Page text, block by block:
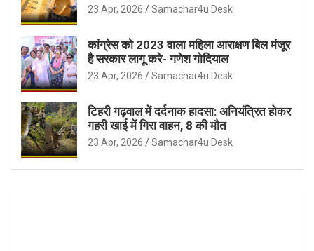
23 Apr, 2026 Samachar4u Desk
कांग्रेस को 2023 वाला महिला आराक्षण बिल मंजूर
है सरकार लागू करे- गणेश गोदियाल
23 Apr, 2026 Samachar4u Desk
टिहरी गढ़वाल में दर्दनाक हादसा: अनियंत्रित होकर
गहरी खाई में गिरा वाहन, 8 की मौत
23 Apr, 2026 Samachar4u Desk